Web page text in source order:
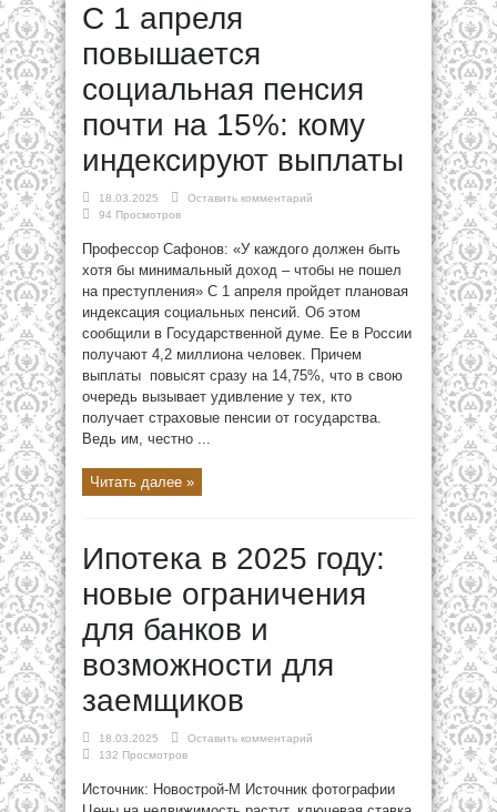
С 1 апреля
повышается
социальная пенсия
почти на 15%: кому
индексируют выплаты
18.03.2025
Оставить комментарий
94 Просмотров
Профессор Сафонов: «У каждого должен быть
хотя бы минимальный доход – чтобы не пошел
на преступления» С 1 апреля пройдет плановая
индексация социальных пенсий. Об этом
сообщили в Государственной думе. Ее в России
получают 4,2 миллиона человек. Причем
выплаты повысят сразу на 14,75%, что в свою
очередь вызывает удивление у тех, кто
получает страховые пенсии от государства.
Ведь им, честно ...
Читать далее »
Ипотека в 2025 году:
новые ограничения
для банков и
возможности для
заемщиков
18.03.2025
Оставить комментарий
132 Просмотров
Источник: Новострой-М Источник фотографии